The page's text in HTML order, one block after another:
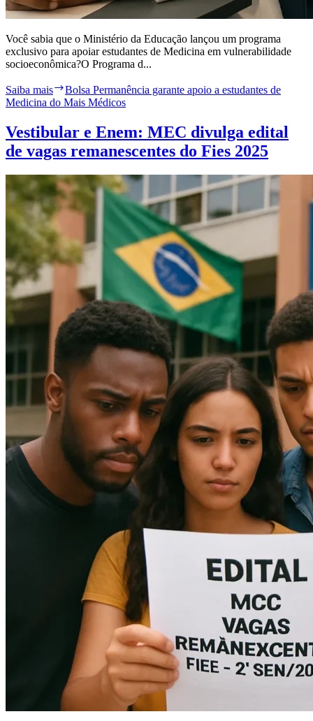
Você sabia que o Ministério da Educação lançou um programa
exclusivo para apoiar estudantes de Medicina em vulnerabilidade
socioeconômica?O Programa d...
Saiba mais
Bolsa Permanência garante apoio a estudantes de
Medicina do Mais Médicos
Vestibular e Enem: MEC divulga edital
de vagas remanescentes do Fies 2025